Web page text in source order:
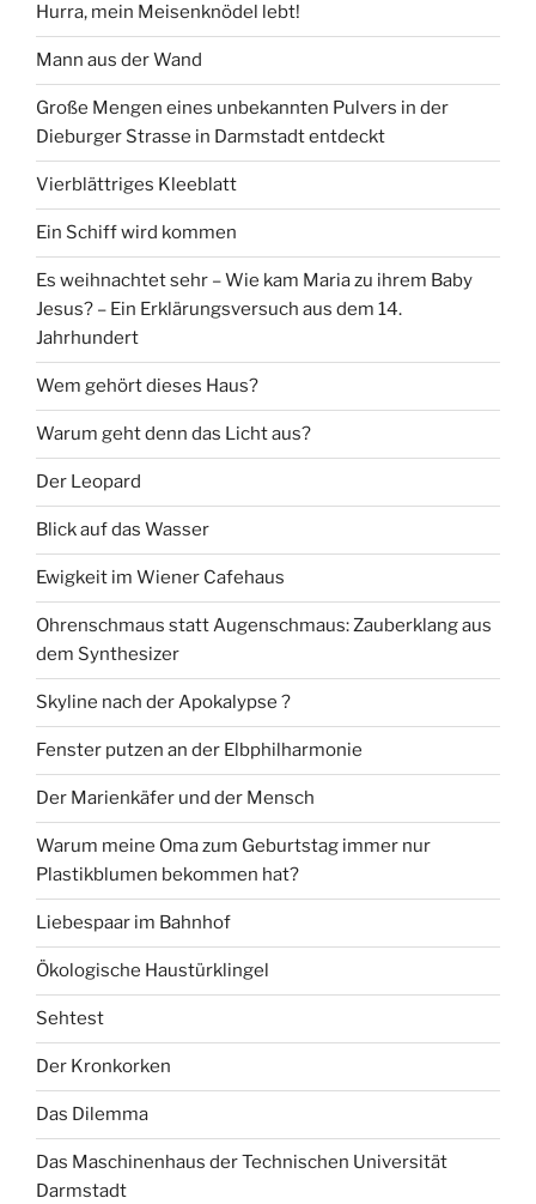
Hurra, mein Meisenknödel lebt!
Mann aus der Wand
Große Mengen eines unbekannten Pulvers in der
Dieburger Strasse in Darmstadt entdeckt
Vierblättriges Kleeblatt
Ein Schiff wird kommen
Es weihnachtet sehr – Wie kam Maria zu ihrem Baby
Jesus? – Ein Erklärungsversuch aus dem 14.
Jahrhundert
Wem gehört dieses Haus?
Warum geht denn das Licht aus?
Der Leopard
Blick auf das Wasser
Ewigkeit im Wiener Cafehaus
Ohrenschmaus statt Augenschmaus: Zauberklang aus
dem Synthesizer
Skyline nach der Apokalypse ?
Fenster putzen an der Elbphilharmonie
Der Marienkäfer und der Mensch
Warum meine Oma zum Geburtstag immer nur
Plastikblumen bekommen hat?
Liebespaar im Bahnhof
Ökologische Haustürklingel
Sehtest
Der Kronkorken
Das Dilemma
Das Maschinenhaus der Technischen Universität
Darmstadt